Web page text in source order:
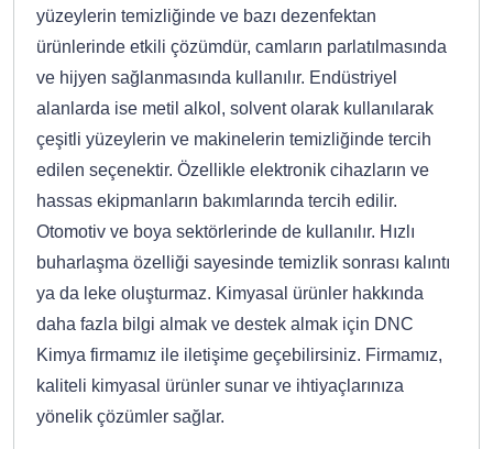
yüzeylerin temizliğinde ve bazı dezenfektan
ürünlerinde etkili çözümdür, camların parlatılmasında
ve hijyen sağlanmasında kullanılır. Endüstriyel
alanlarda ise metil alkol, solvent olarak kullanılarak
çeşitli yüzeylerin ve makinelerin temizliğinde tercih
edilen seçenektir. Özellikle elektronik cihazların ve
hassas ekipmanların bakımlarında tercih edilir.
Otomotiv ve boya sektörlerinde de kullanılır. Hızlı
buharlaşma özelliği sayesinde temizlik sonrası kalıntı
ya da leke oluşturmaz. Kimyasal ürünler hakkında
daha fazla bilgi almak ve destek almak için DNC
Kimya firmamız ile iletişime geçebilirsiniz. Firmamız,
kaliteli kimyasal ürünler sunar ve ihtiyaçlarınıza
yönelik çözümler sağlar.